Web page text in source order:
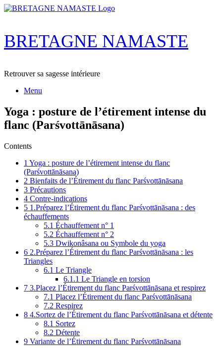
Skip
BRETAGNE NAMASTE
Retrouver sa sagesse intérieure
Menu
Yoga : posture de l’étirement intense du
flanc (Parśvottānāsana)
Contents
1 Yoga : posture de l’étirement intense du flanc
(Parśvottānāsana)
2 Bienfaits de l’Étirement du flanc Parśvottānāsana
3 Précautions
4 Contre-indications
5 1.Préparez l’Étirement du flanc Parśvottānāsana : des
échauffements
5.1 Échauffement n° 1
5.2 Échauffement n° 2
5.3 Dwikonâsana ou Symbole du yoga
6 2.Préparez l’Étirement du flanc Parśvottānāsana : les
Triangles
6.1 Le Triangle
6.1.1 Le Triangle en torsion
7 3.Placez l’Étirement du flanc Parśvottānāsana et respirez
7.1 Placez l’Étirement du flanc Parśvottānāsana
7.2 Respirez
8 4.Sortez de l’Étirement du flanc Parśvottānāsana et détente
8.1 Sortez
8.2 Détente
9 Variante de l’Étirement du flanc Parśvottānāsana